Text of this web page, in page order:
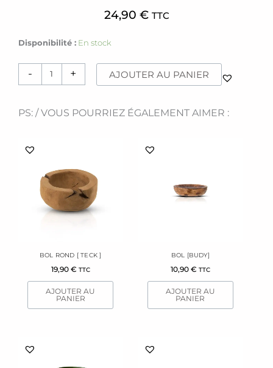
24,90 € TTC
Disponibilité : En stock
-
quantité
+ AJOUTER AU PANIER
PS: / VOUS POURRIEZ ÉGALEMENT AIMER :
BOL ROND [ TECK ]
19,90 € TTC
AJOUTER AU
PANIER
BOL [BUDY]
10,90 € TTC
AJOUTER AU
PANIER